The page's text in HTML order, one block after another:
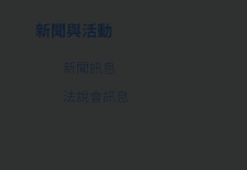
新聞與活動
新聞訊息
法說會訊息